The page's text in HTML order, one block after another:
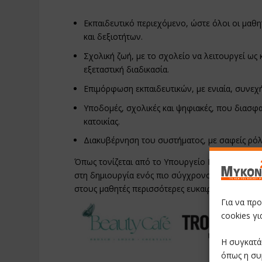
Για να
cookies
Η
όπως η
Εκπαιδευτικό περιεχόμενο, ώστε όλοι οι
και δεξιοτήτων.
Σχολική ζωή, με το σχολείο να λειτουργεί
εξεταστική διαδικασία.
Επιμόρφωση εκπαιδευτικών, με ενιαία,
Υποδομές, σχολικές και ψηφιακές, που
κατοικίας.
Διακυβέρνηση του συστήματος, με σαφείς
Όπως τονίζεται από το Υπουργείο Παιδείας, η
στη δημιουργία ενός πιο σύγχρονου, δίκαιου
στους μαθητές περισσότερες ευκαιρίες για